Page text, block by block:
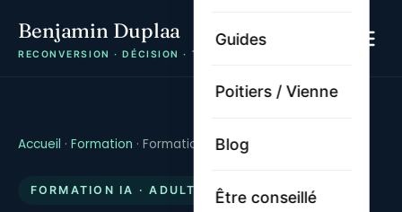
Benjamin Duplaa
RECONVERSION · DÉCISION · TRAJECTOIRE
Guides
Poitiers / Vienne
Blog
Être conseillé
Accueil · Formation · Formation IA adulte
FORMATION IA · ADULTE